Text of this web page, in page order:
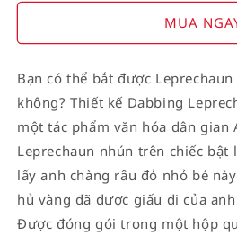
American
on
Flag
American
on
Flag
MUA
Bạn có thể bắt được
không? Thiết kế Dabbing
một tác phẩm văn hóa dân gian
Leprechaun nhún trên chiếc bật
lấy anh chàng râu đỏ nhỏ bé
hủ vàng đã được giấu đi của
Được đóng gói trong một hộp